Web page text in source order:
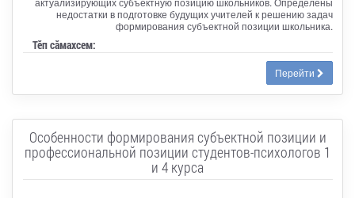
недостатки в подготовке будущих учителей к решению задач
формирования субъектной позиции школьника.
Тӗп сӑмахсем:
Перейти
Особенности формирования субъектной позиции и
профессиональной позиции студентов-психологов 1
и 4 курса